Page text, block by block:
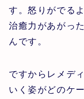
す。怒りがでる
治癒力があがっ
んです。
ですからレメデ
いく姿がどのケ